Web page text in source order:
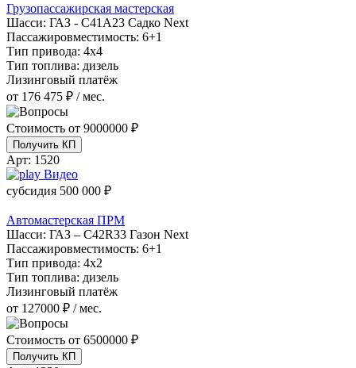
Грузопассажирская мастерская
Шасси: ГАЗ - С41А23 Садко Next
Пассажировместимость: 6+1
Тип привода: 4х4
Тип топлива: дизель
Лизинговый платёж
от 176 475 ₽ / мес.
Стоимость от 9000000 ₽
Получить КП
Арт: 1520
Видео
субсидия 500 000 ₽
Автомастерская ПРМ
Шасси: ГАЗ – C42R33 Газон Next
Пассажировместимость: 6+1
Тип привода: 4х2
Тип топлива: дизель
Лизинговый платёж
от 127000 ₽ / мес.
Стоимость от 6500000 ₽
Получить КП